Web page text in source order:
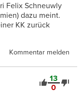
Felix Schneuwly
dazu meint.
KK zurück
Kommentar melden
13
0